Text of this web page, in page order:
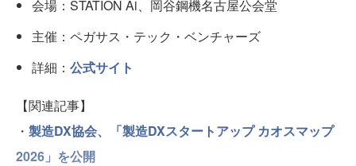
会場：STATION Ai、岡谷鋼機名古屋公会堂
主催：ペガサス・テック・ベンチャーズ
詳細： 公式サイト
【関連記事】
・ 製造DX協会、「製造DXスタートアップ カオスマップ
2026」を公開